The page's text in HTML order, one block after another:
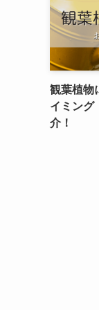
観葉植物
イミング
介！